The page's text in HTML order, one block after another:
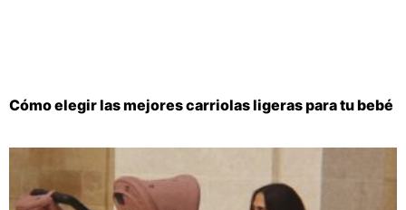
Cómo elegir las mejores carriolas ligeras para tu bebé